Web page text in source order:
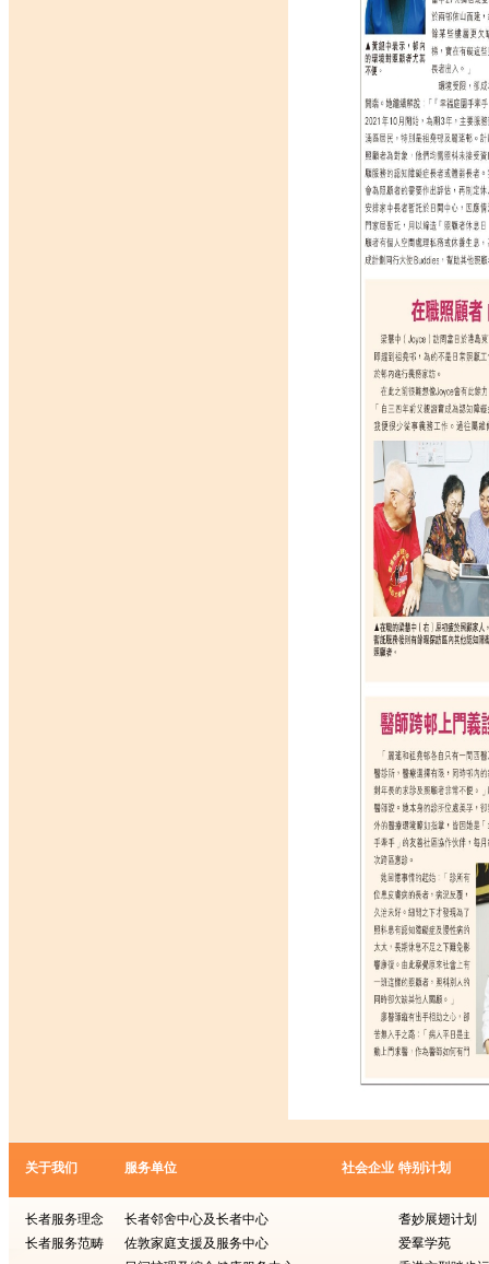
关于我们
长者服务理念
长者服务范畴
服务单位
长者邻舍中心及长者中心
佐敦家庭支援及服务中心
社会企业 特别计划
耆妙展翅计划
爱羣学苑